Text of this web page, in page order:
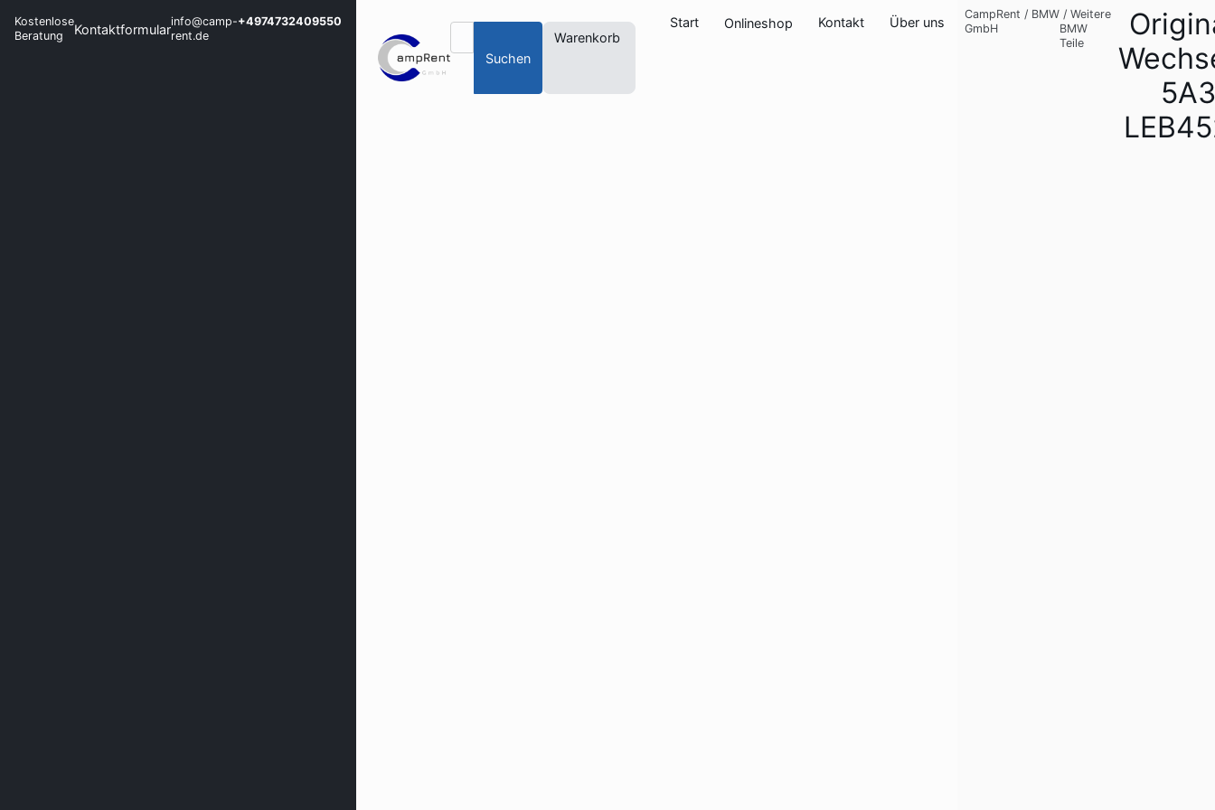
Kostenlose
Beratung
Kontaktformularinfo@camp-
rent.de
+4974732409550
Suchen
Warenkorb
Start Onlineshop Kontakt Über uns
CampRent
GmbH
/ BMW / Weitere
BMW
Teile